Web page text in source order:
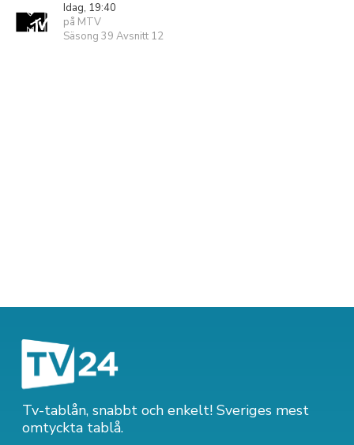
Idag, 19:40
på MTV
Säsong 39 Avsnitt 12
Tv-tablån, snabbt och enkelt! Sveriges mest
omtyckta tablå.